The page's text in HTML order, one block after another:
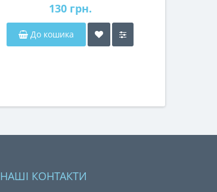
130 грн.
До кошика
НАШІ КОНТАКТИ